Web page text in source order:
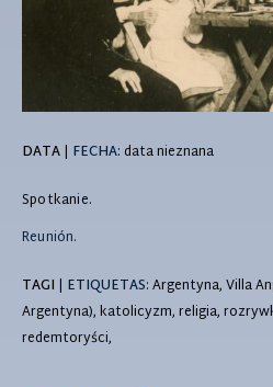
DATA| FECHA: data nieznana
Spotkanie.
Reunión.
TAGI | ETIQUETAS: Argentyna, Villa
Argentyna), katolicyzm, religia,
redemtoryści,